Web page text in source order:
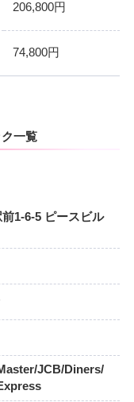
206,800円
74,800円
一覧
1-6-5 ピースビル
JCB/Diners/